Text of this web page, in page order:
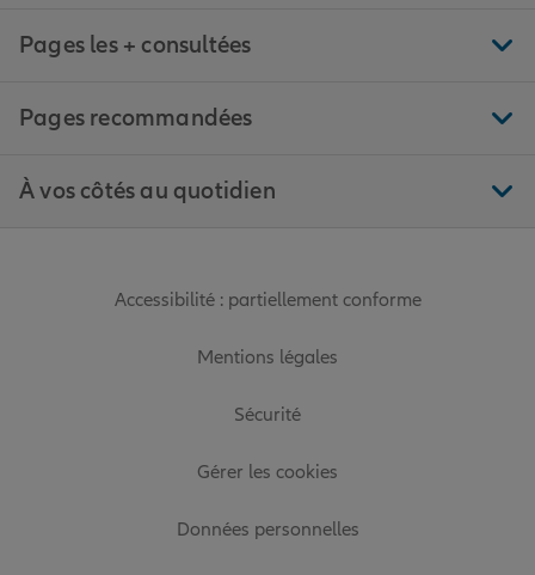
Pages les + consultées
Pages recommandées
À vos côtés au quotidien
Accessibilité : partiellement conforme
Mentions légales
Sécurité
Gérer les cookies
Données personnelles